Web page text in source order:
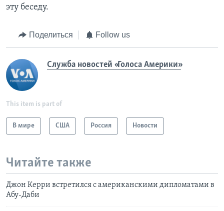
эту беседу.
Поделиться Follow us
Служба новостей «Голоса Америки»
This item is part of
В мире США Россия Новости
Читайте также
Джон Керри встретился с американскими дипломатами в
Абу-Даби